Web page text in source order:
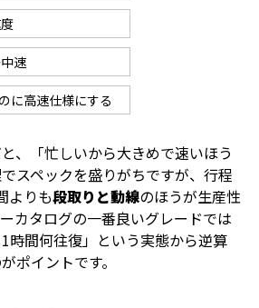
速
に高速仕様にする
、「忙しいから大きめで速いほう
スペックを盛りがちですが、行程
よりも段取りと動線のほうが生産性
カタログの一番良いグレードでは
時間何往復」という実態から逆算
ポイントです。